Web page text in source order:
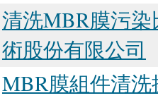
清洗MBR膜污
術股份有限公司
MBR膜組件清